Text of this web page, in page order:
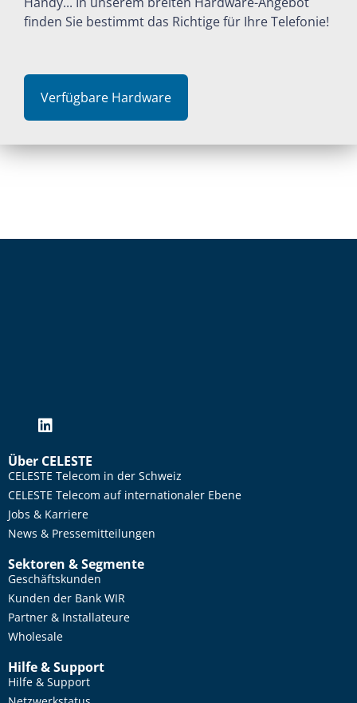
finden Sie bestimmt das Richtige für Ihre Telefonie!
Verfügbare Hardware
Über CELESTE
CELESTE Telecom in der Schweiz
CELESTE Telecom auf internationaler Ebene
Jobs & Karriere
News & Pressemitteilungen
Sektoren & Segmente
Geschäftskunden
Kunden der Bank WIR
Partner & Installateure
Wholesale
Hilfe & Support
Hilfe & Support